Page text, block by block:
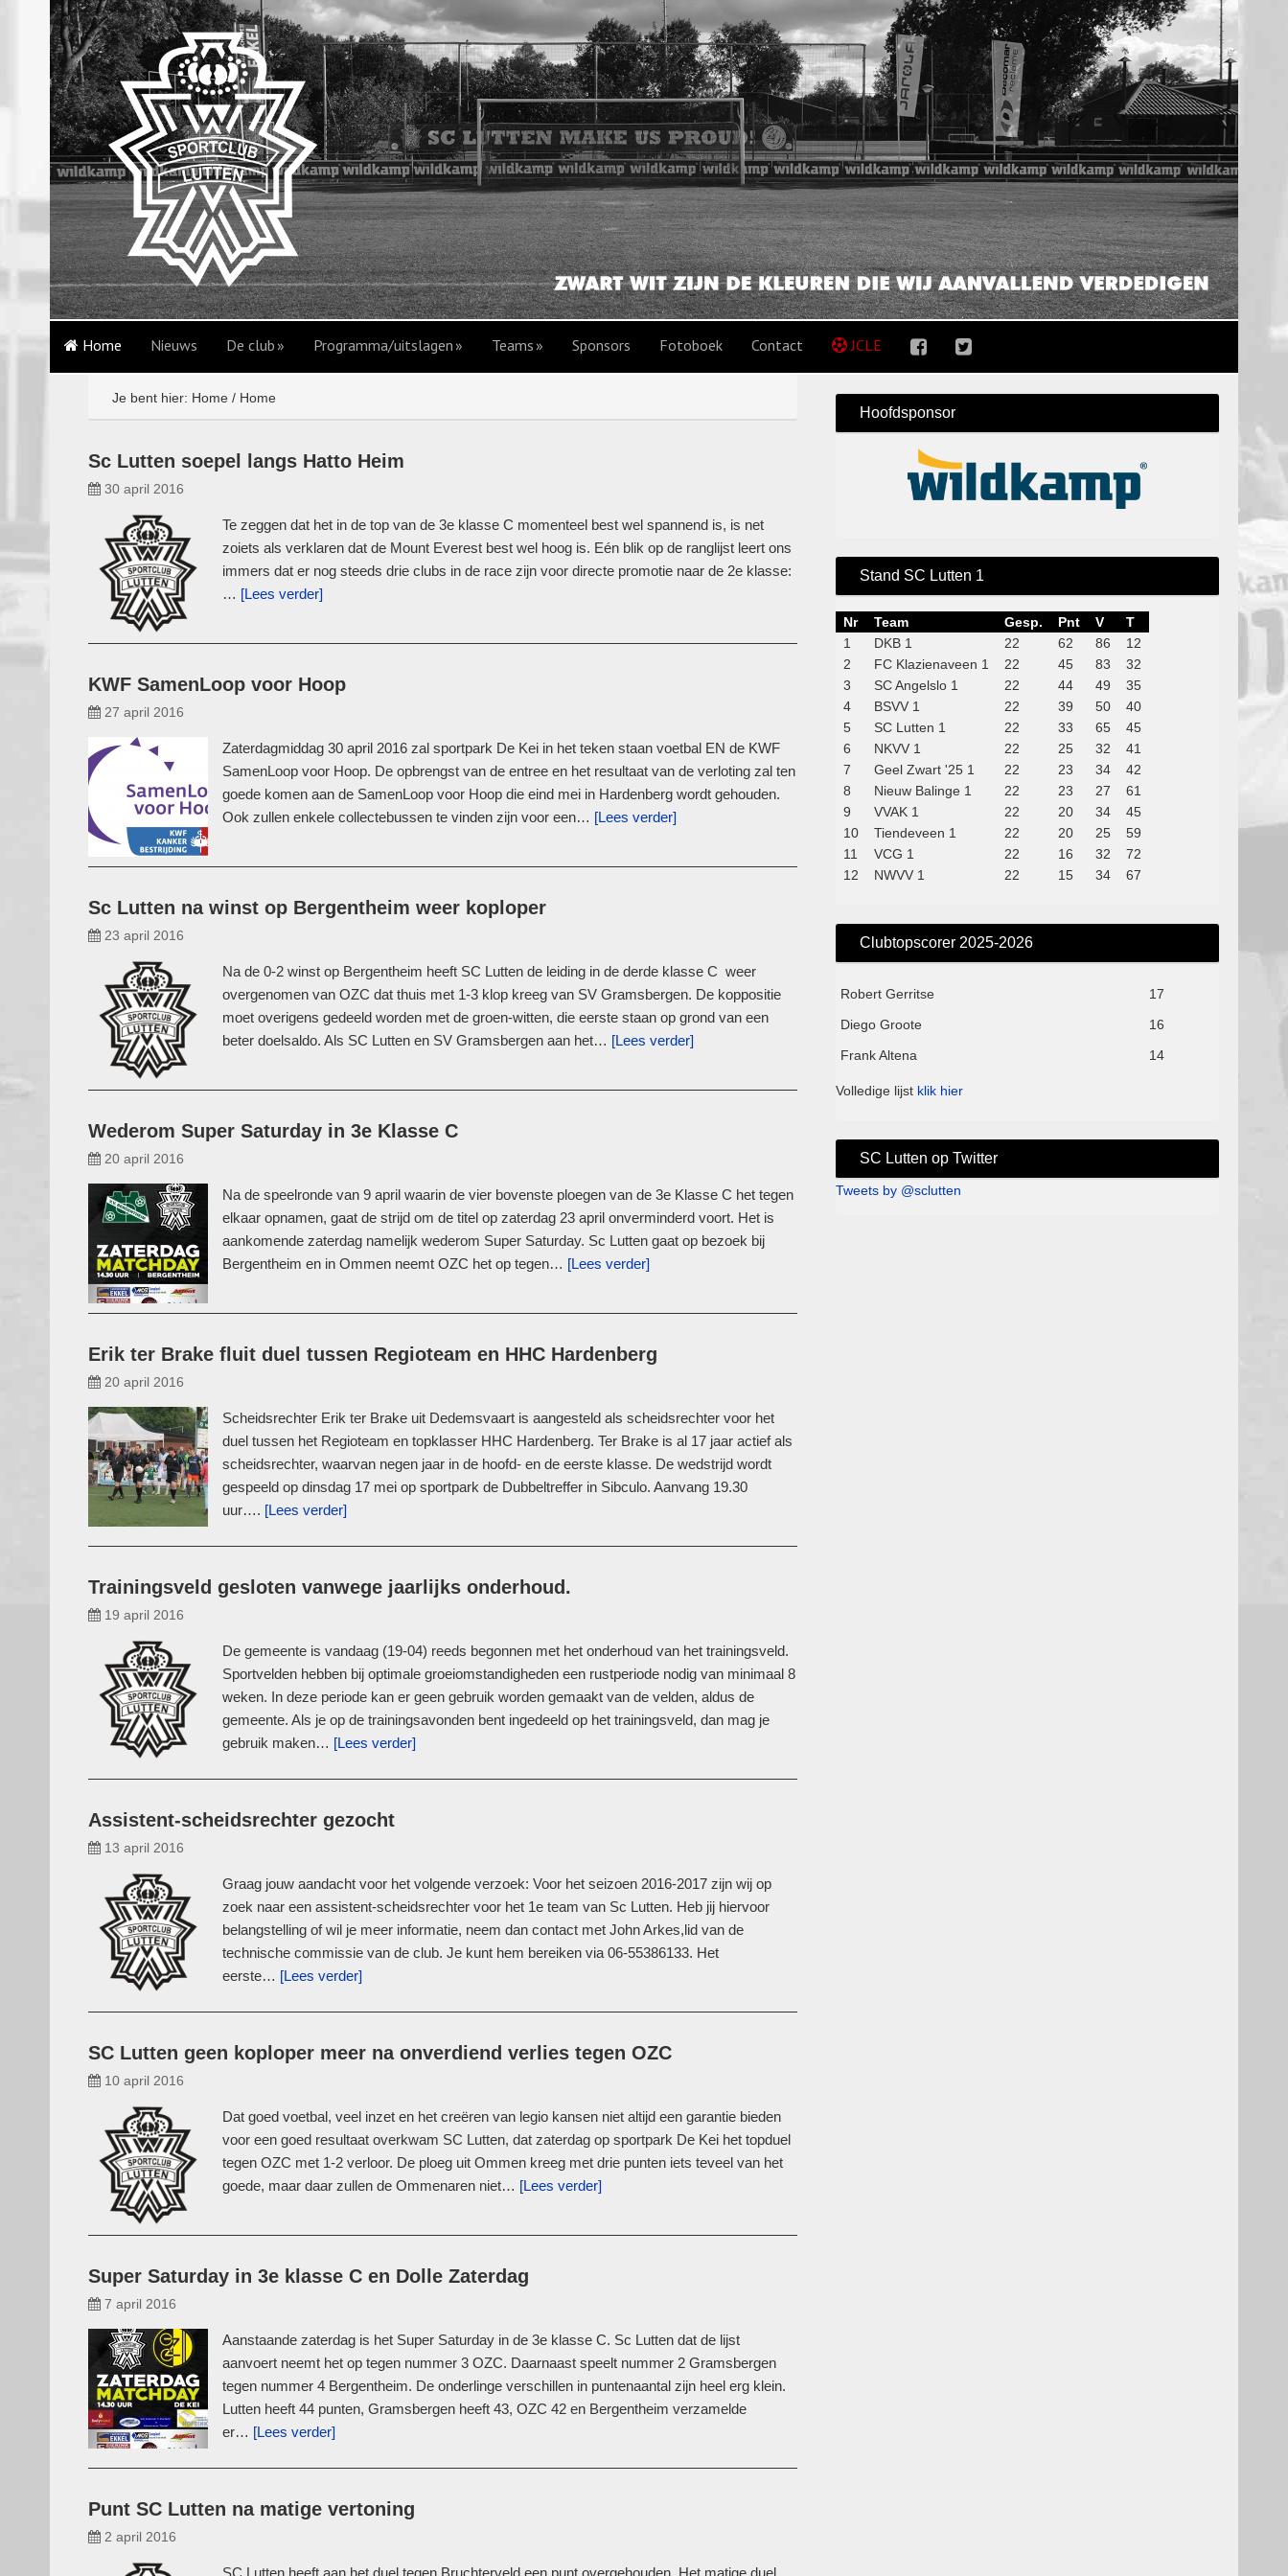
Home Nieuws De club Programma/uitslagen Teams Sponsors Fotoboek Contact JCLE
Je bent hier: Home / Home
Sc Lutten soepel langs Hatto Heim
30 april 2016
Te zeggen dat het in de top van de 3e klasse C momenteel best wel spannend is, is net
zoiets als verklaren dat de Mount Everest best wel hoog is. Eén blik op de ranglijst leert ons
immers dat er nog steeds drie clubs in de race zijn voor directe promotie naar de 2e klasse:
… [Lees verder]
KWF SamenLoop voor Hoop
27 april 2016
Zaterdagmiddag 30 april 2016 zal sportpark De Kei in het teken staan voetbal EN de KWF
SamenLoop voor Hoop. De opbrengst van de entree en het resultaat van de verloting zal ten
goede komen aan de SamenLoop voor Hoop die eind mei in Hardenberg wordt gehouden.
Ook zullen enkele collectebussen te vinden zijn voor een… [Lees verder]
Sc Lutten na winst op Bergentheim weer koploper
23 april 2016
Na de 0-2 winst op Bergentheim heeft SC Lutten de leiding in de derde klasse C weer
overgenomen van OZC dat thuis met 1-3 klop kreeg van SV Gramsbergen. De koppositie
moet overigens gedeeld worden met de groen-witten, die eerste staan op grond van een
beter doelsaldo. Als SC Lutten en SV Gramsbergen aan het… [Lees verder]
Wederom Super Saturday in 3e Klasse C
20 april 2016
Na de speelronde van 9 april waarin de vier bovenste ploegen van de 3e Klasse C het tegen
elkaar opnamen, gaat de strijd om de titel op zaterdag 23 april onverminderd voort. Het is
aankomende zaterdag namelijk wederom Super Saturday. Sc Lutten gaat op bezoek bij
Bergentheim en in Ommen neemt OZC het op tegen… [Lees verder]
Erik ter Brake fluit duel tussen Regioteam en HHC Hardenberg
20 april 2016
Scheidsrechter Erik ter Brake uit Dedemsvaart is aangesteld als scheidsrechter voor het
duel tussen het Regioteam en topklasser HHC Hardenberg. Ter Brake is al 17 jaar actief als
scheidsrechter, waarvan negen jaar in de hoofd- en de eerste klasse. De wedstrijd wordt
gespeeld op dinsdag 17 mei op sportpark de Dubbeltreffer in Sibculo. Aanvang 19.30
uur…. [Lees verder]
Trainingsveld gesloten vanwege jaarlijks onderhoud.
19 april 2016
De gemeente is vandaag (19-04) reeds begonnen met het onderhoud van het trainingsveld.
Sportvelden hebben bij optimale groeiomstandigheden een rustperiode nodig van minimaal 8
weken. In deze periode kan er geen gebruik worden gemaakt van de velden, aldus de
gemeente. Als je op de trainingsavonden bent ingedeeld op het trainingsveld, dan mag je
gebruik maken… [Lees verder]
Assistent-scheidsrechter gezocht
13 april 2016
Graag jouw aandacht voor het volgende verzoek: Voor het seizoen 2016-2017 zijn wij op
zoek naar een assistent-scheidsrechter voor het 1e team van Sc Lutten. Heb jij hiervoor
belangstelling of wil je meer informatie, neem dan contact met John Arkes,lid van de
technische commissie van de club. Je kunt hem bereiken via 06-55386133. Het
eerste… [Lees verder]
SC Lutten geen koploper meer na onverdiend verlies tegen OZC
10 april 2016
Dat goed voetbal, veel inzet en het creëren van legio kansen niet altijd een garantie bieden
voor een goed resultaat overkwam SC Lutten, dat zaterdag op sportpark De Kei het topduel
tegen OZC met 1-2 verloor. De ploeg uit Ommen kreeg met drie punten iets teveel van het
goede, maar daar zullen de Ommenaren niet… [Lees verder]
Super Saturday in 3e klasse C en Dolle Zaterdag
7 april 2016
Aanstaande zaterdag is het Super Saturday in de 3e klasse C. Sc Lutten dat de lijst
aanvoert neemt het op tegen nummer 3 OZC. Daarnaast speelt nummer 2 Gramsbergen
tegen nummer 4 Bergentheim. De onderlinge verschillen in puntenaantal zijn heel erg klein.
Lutten heeft 44 punten, Gramsbergen heeft 43, OZC 42 en Bergentheim verzamelde
er… [Lees verder]
Punt SC Lutten na matige vertoning
2 april 2016
SC Lutten heeft aan het duel tegen Bruchterveld een punt overgehouden. Het matige duel
Hoofdsponsor
Stand SC Lutten 1
Nr Team Gesp. Pnt V
T
1
DKB 1 22 62 86
12
2
FC Klazienaveen 1 22 45 83
32
3
SC Angelslo 1 22 44 49
35
4
BSVV 1 22 39 50
40
5
SC Lutten 1 22 33 65
45
6
NKVV 1 22 25 32
41
7
Geel Zwart '25 1 22 23 34
42
8
Nieuw Balinge 1 22 23 27
61
9
VVAK 1 22 20 34
45
10
Tiendeveen 1 22 20 25
59
11
VCG 1 22 16 32
72
12
NWVV 1 22 15 34 67
Clubtopscorer 2025-2026
Robert Gerritse
17
Diego Groote
16
Frank Altena
14
Volledige lijst klik hier
SC Lutten op Twitter
Tweets by @sclutten